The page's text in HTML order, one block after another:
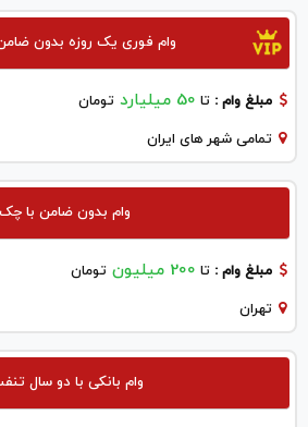
وام فوری یک روزه بدون
مبلغ وام : تا 50 میلیارد تومان
تمامی شهر های ایران
وام بدون ضامن با چک
مبلغ وام : تا 200 میلیون تومان
تهران
وام بانکی با دو سال